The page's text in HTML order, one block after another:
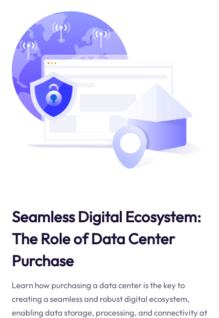
Seamless Digital Ecosystem:
The Role of Data Center
Purchase
Learn how purchasing a data center is the key to
creating a seamless and robust digital ecosystem,
enabling data storage, processing, and connectivity at